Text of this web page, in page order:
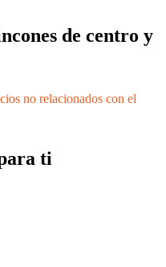
de centro y
no relacionados con el
ti